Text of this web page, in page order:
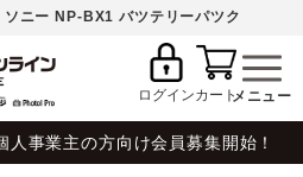
ソニー NP-BX1 バツテリーパツク
ログインカート
人事業主の方向け会員募集開始！